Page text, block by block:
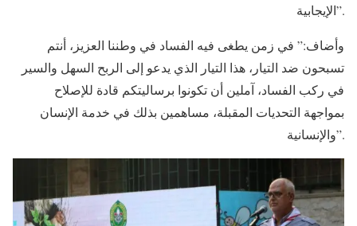
الإيجابية”.
وأضاف:” في زمن يطغى فيه الفساد في وطننا العزيز، أنتم
تسبحون ضد التيار، هذا التيار الذي يدعو إلى الربح السهل والسير
في ركب الفساد، آملين أن تكونوا برساليتكم قادة للإصلاح
بمواجهة التحديات المقبلة، مساهمين بذلك في خدمة الإنسان
والإنسانية”.